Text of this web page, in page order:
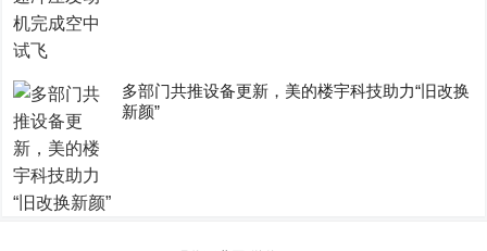
多部门共推设备更新，美的楼宇科技助力“旧改换
新颜”